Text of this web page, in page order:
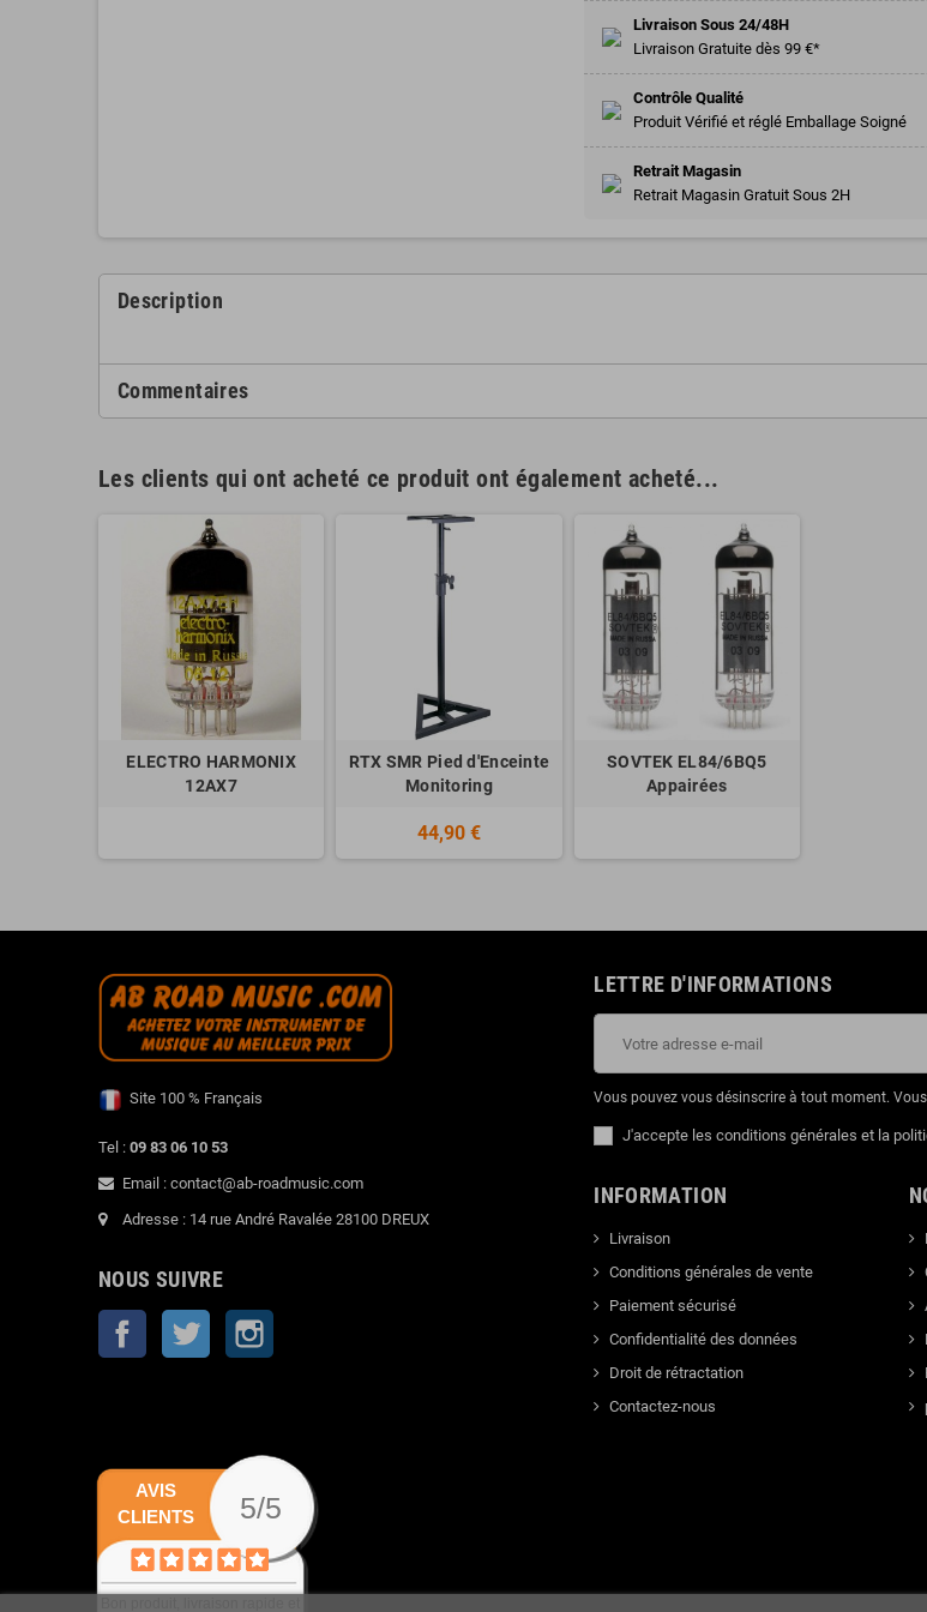
Livraison Sous 24/48H
Livraison Gratuite dès 99 €*
Contrôle Qualité
Produit Vérifié et réglé Emballage Soigné
Retrait Magasin
Retrait Magasin Gratuit Sous 2H
Description
Commentaires
Les clients qui ont acheté ce produit ont également acheté...
ELECTRO HARMONIX
12AX7
RTX SMR Pied d'Enceinte
Monitoring
44,90 €
SOVTEK EL84/6BQ5
Appairées
Site 100 % Français
Tel : 09 83 06 10 53
Email : contact@ab-roadmusic.com
Adresse : 14 rue André Ravalée 28100 DREUX
NOUS SUIVRE
Facebook Twitter
LETTRE D'INFORMATIONS
Vous pouvez vous désinscrire à tout moment.
J'accepte les conditions générales et la
INFORMATION
Livraison
Conditions générales de vente
Paiement sécurisé
Confidentialité des données
Droit de rétractation
Contactez-nous
AVIS
CLIENTS
5/5